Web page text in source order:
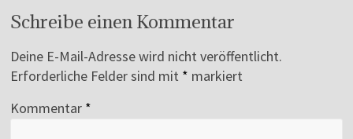
Schreibe einen Kommentar
Deine E-Mail-Adresse wird nicht veröffentlicht.
Erforderliche Felder sind mit * markiert
Kommentar *